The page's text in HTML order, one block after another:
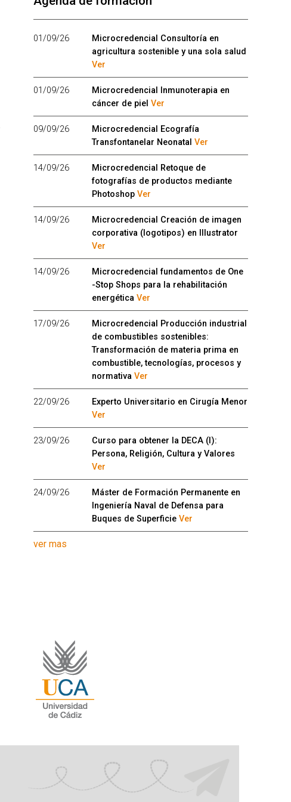
01/09/26
Microcredencial Consultoría en
agricultura sostenible y una sola salud
Ver
01/09/26
Microcredencial Inmunoterapia en
cáncer de piel Ver
09/09/26
Microcredencial Ecografía
Transfontanelar Neonatal Ver
14/09/26
Microcredencial Retoque de
fotografías de productos mediante
Photoshop Ver
14/09/26
Microcredencial Creación de imagen
corporativa (logotipos) en Illustrator
Ver
14/09/26
Microcredencial fundamentos de One
-Stop Shops para la rehabilitación
energética Ver
17/09/26
Microcredencial Producción industrial
de combustibles sostenibles:
Transformación de materia prima en
combustible, tecnologías, procesos y
normativa Ver
22/09/26
Experto Universitario en Cirugía Menor
Ver
23/09/26
Curso para obtener la DECA (I):
Persona, Religión, Cultura y Valores
Ver
24/09/26
Máster de Formación Permanente en
Ingeniería Naval de Defensa para
Buques de Superficie Ver
ver mas